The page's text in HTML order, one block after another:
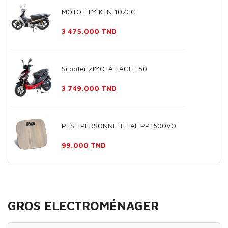
MOTO FTM KTN 107CC
Prix
3 475,000 TND
Scooter ZIMOTA EAGLE 50
Prix
3 749,000 TND
PESE PERSONNE TEFAL PP1600VO
Prix
99,000 TND
GROS ELECTROMÉNAGER